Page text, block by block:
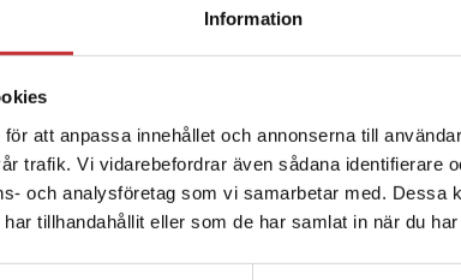
Information
att anpassa innehållet och annonserna till
trafik. Vi vidarebefordrar även sådana identifierare
och analysföretag som vi samarbetar med. Dessa
tillhandahållit eller som de har samlat in när du
Det verkar som att du besöker studentlitteratur.se
enhet utanför Sverige. Vi erbjuder inte leveranser
Sverige. För att kunna slutföra ett köp måste
leveransadressen vara i Sverige.Läs mer